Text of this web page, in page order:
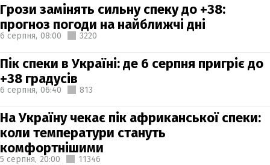
Грози замінять сильну спеку до +38:
прогноз погоди на найближчі дні
6 серпня, 08:00 3220
Пік спеки в Україні: де 6 серпня пригріє до
+38 градусів
6 серпня, 06:40 813
На Україну чекає пік африканської спеки:
коли температури стануть
комфортнішими
5 серпня, 20:00 11346